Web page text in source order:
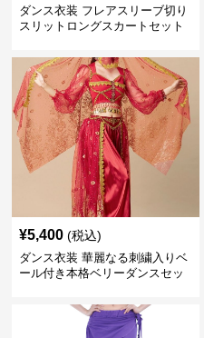
ダンス衣装 フレアスリーブ切り
スリットロングスカートセット
¥5,400 (税込)
ダンス衣装 華麗なる刺繍入りベ
ール付き本格ベリーダンスセッ